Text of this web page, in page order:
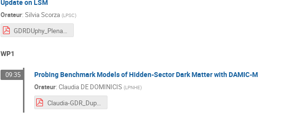
Update on LSM
Orateur: Silvia Scorza (LPSC)
WP1
09:35 Probing Benchmark Models of Hidden-Sector Dark Matter with DAMIC-M
Orateur: Claudia DE DOMINICIS (LPNHE)
Claudia-GDR_Duphy_Lyon_2025.pdf